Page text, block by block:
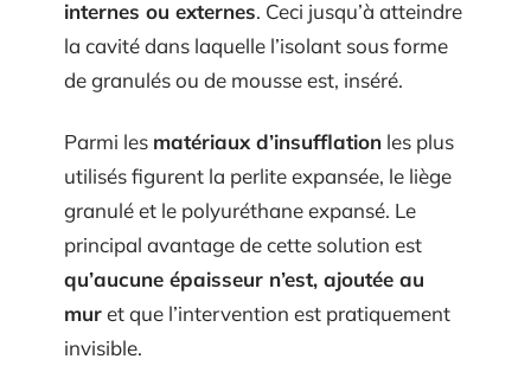
internes ou externes. Ceci jusqu’à atteindre
la cavité dans laquelle l’isolant sous forme
de granulés ou de mousse est, inséré.
Parmi les matériaux d’insufflation les plus
utilisés figurent la perlite expansée, le liège
granulé et le polyuréthane expansé. Le
principal avantage de cette solution est
qu’aucune épaisseur n’est, ajoutée au
muret que l’intervention est pratiquement
invisible.